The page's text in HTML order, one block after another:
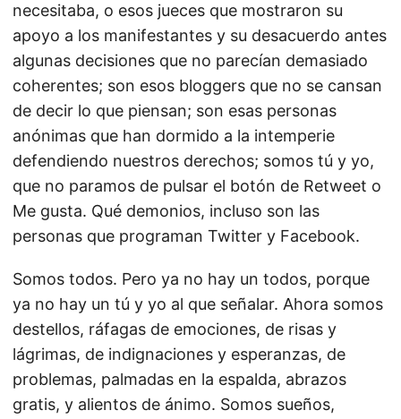
necesitaba, o esos jueces que mostraron su
apoyo a los manifestantes y su desacuerdo antes
algunas decisiones que no parecían demasiado
coherentes; son esos bloggers que no se cansan
de decir lo que piensan; son esas personas
anónimas que han dormido a la intemperie
defendiendo nuestros derechos; somos tú y yo,
que no paramos de pulsar el botón de Retweet o
Me gusta. Qué demonios, incluso son las
personas que programan Twitter y Facebook.
Somos todos. Pero ya no hay un todos, porque
ya no hay un tú y yo al que señalar. Ahora somos
destellos, ráfagas de emociones, de risas y
lágrimas, de indignaciones y esperanzas, de
problemas, palmadas en la espalda, abrazos
gratis, y alientos de ánimo. Somos sueños,